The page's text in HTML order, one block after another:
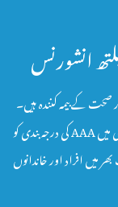
انشورنس
صحت کے بیمہ کنندہ ہیں۔
مسلسل بہتری کے لیے ہماری وابستگی نے انشورنس انڈسٹری میں AAA کی درجہ بندی کو
میں افراد اور خاندانوں
عزم کے ساتھ، ہماری